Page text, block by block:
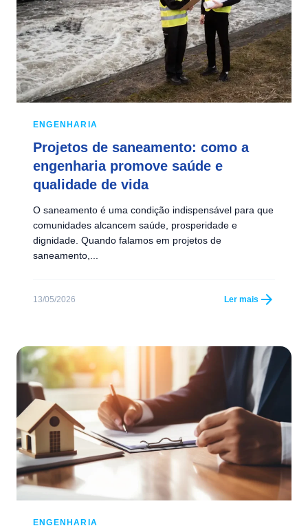
ENGENHARIA
Projetos de saneamento: como a
engenharia promove saúde e
qualidade de vida
O saneamento é uma condição indispensável para que
comunidades alcancem saúde, prosperidade e
dignidade. Quando falamos em projetos de
saneamento,...
13/05/2026 Ler mais arrow_forward
ENGENHARIA